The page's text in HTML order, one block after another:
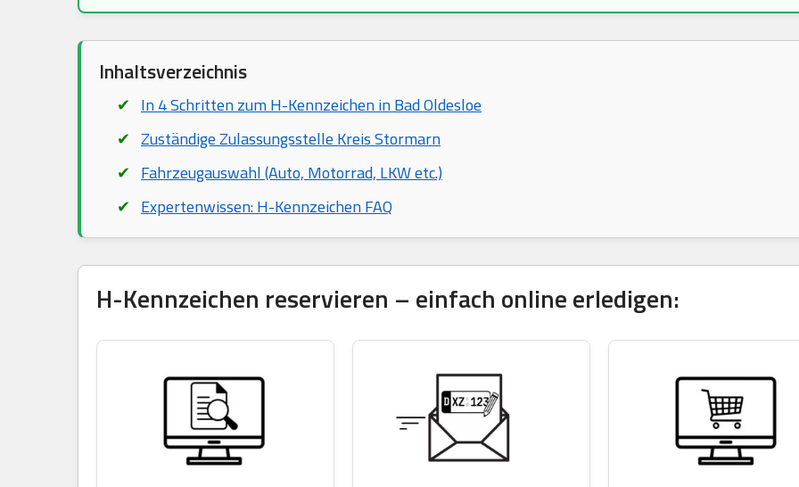
Inhaltsverzeichnis
In 4 Schritten zum H-Kennzeichen in Bad Oldesloe
Zuständige Zulassungsstelle Kreis Stormarn
Fahrzeugauswahl (Auto, Motorrad, LKW etc.)
Expertenwissen: H-Kennzeichen FAQ
H-Kennzeichen reservieren – einfach online erledigen: